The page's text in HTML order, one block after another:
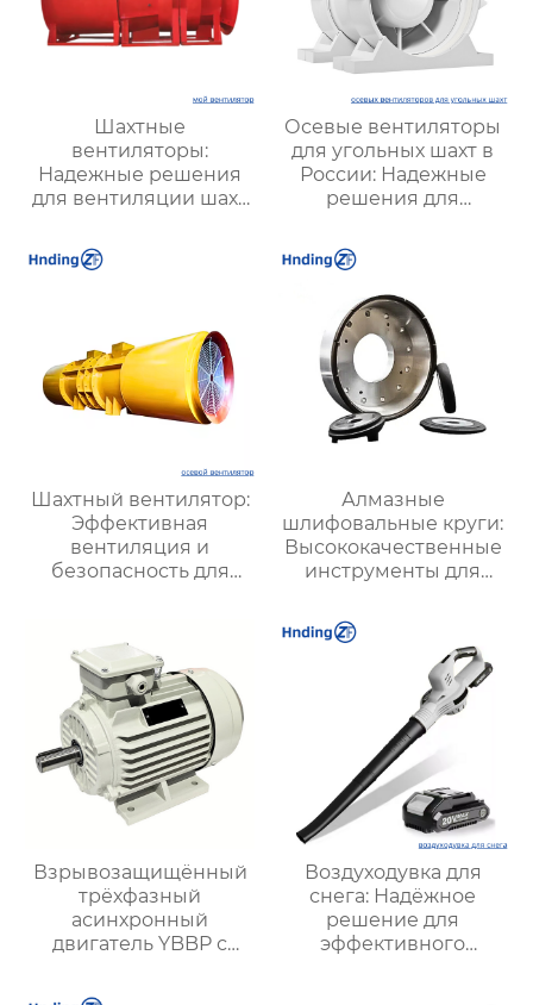
Шахтные
вентиляторы:
Надежные решения
для вентиляции шахт
| Купить с доставкой
Осевые вентиляторы
для угольных шахт в
России: Надежные
решения для
вентиляции и
безопасности
Шахтный вентилятор:
Эффективная
вентиляция и
безопасность для
Алмазные
шлифовальные круги:
Высококачественные
инструменты для
твердых материалов
Взрывозащищённый
трёхфазный
асинхронный
двигатель YBBP с
Воздуходувка для
снега: Надёжное
решение для
эффективного